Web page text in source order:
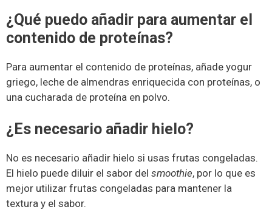
¿Qué puedo añadir para aumentar el
contenido de proteínas?
Para aumentar el contenido de proteínas, añade yogur
griego, leche de almendras enriquecida con proteínas, o
una cucharada de proteína en polvo.
¿Es necesario añadir hielo?
No es necesario añadir hielo si usas frutas congeladas.
El hielo puede diluir el sabor del smoothie, por lo que es
mejor utilizar frutas congeladas para mantener la
textura y el sabor.